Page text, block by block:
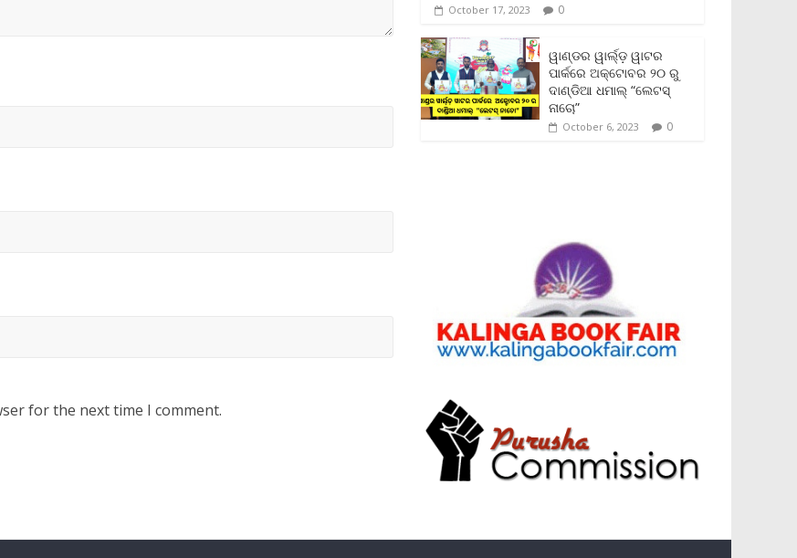
for the next time I comment.
October 17, 2023 0
ୱାଣ୍ଡର ୱାର୍ଲ୍‌ଡ଼ ୱାଟର
ପାର୍କରେ ଅକ୍ଟୋବର ୨୦ ରୁ
ଦାଣ୍ଡିଆ ଧମାଲ୍ “ଲେଟସ୍
ନାଚୋ”
October 6, 2023 0